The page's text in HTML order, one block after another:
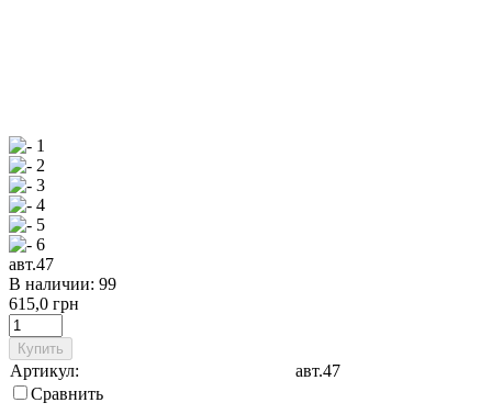
авт.47
В наличии: 99
615,0 грн
Купить
Артикул:
авт.47
Сравнить